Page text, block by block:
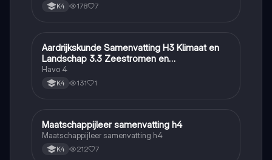
K4 178 7
Aardrijkskunde
Aardrijkskunde Samenvatting H3 Klimaat en
Landschap 3.3 Zeestromen en
Klimaatgebieden • BuiteNLand
Havo 4
K4 131 1
Maatschappijleer
Maatschappijleer samenvatting h4
Maatschappijleer samenvatting h4
K4 212 7